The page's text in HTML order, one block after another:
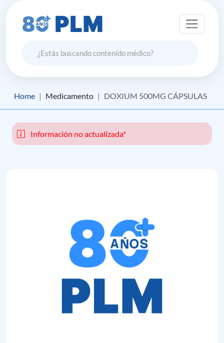
Home Medicamento DOXIUM 500MG CÁPSULAS
Información no actualizada*